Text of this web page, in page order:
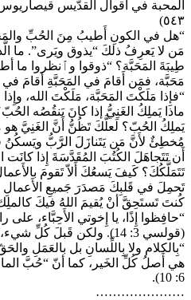
٥٤٣)
“هل في الكونِ أَطيبُ مِنَ الحُبِّ
مَن لا يَعرِفُ ذلكَ “يذوق ويَرى”. ما
مَحَبَّة، فمَن أَقامَ في المَحَبَّةِ أقامَ في اللهِ
“فإِذا مَلَكْتَ المَحَبَّة، مَلَكْتَ الله،
ماذا يَملِكُ الغَنِيُّ إذا كانَ يَنقُصُه
يَملِكُ الحُبّ؟ لَعلَّكَ تَظُنُّ أَنَّ الغَنِيَّ هو
مُخطِئٌ لأَنَّ مَن يَتَنازَلَ الرَّبُّ ويَسكُنُ
أَن تَتَجاهَلَ الكُتُبَ المُقَدَّسَةَ إِذا كانَت
تَتَمَلَّكُكَ؟ كَيفَ يَسعُكَ أَلاّ تَقومَ
تَحمِلَ في قَلبِكَ مَصدَرَ جَميعِ الأَعمالِ
كُنتَ تَستَحِقَّ أنْ يُقيمَ اللهُ فيكَ
“حافِظوا إِذًا، يا إِخوتي الأَحِبَّاء،
(قولسي 3: 14). ولكن قَبلَ
6: 10).
…………………